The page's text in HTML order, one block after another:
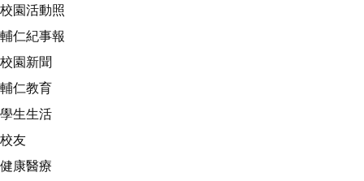
校園活動照
輔仁紀事報
校園新聞
輔仁教育
學生生活
校友
健康醫療